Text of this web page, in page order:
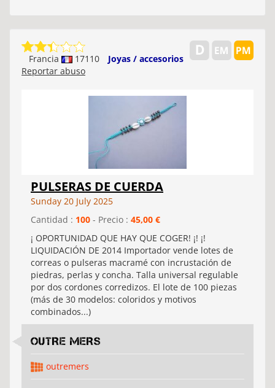
Francia 17110
Joyas / accesorios
Reportar abuso
PULSERAS DE CUERDA
Sunday 20 July 2025
Cantidad : 100 - Precio : 45,00 €
¡ OPORTUNIDAD QUE HAY QUE COGER! ¡! ¡!
LIQUIDACIÓN DE 2014 Importador vende lotes de
correas o pulseras macramé con incrustación de
piedras, perlas y concha. Talla universal regulable
por dos cordones corredizos. El lote de 100 piezas
(más de 30 modelos: coloridos y motivos
combinados...)
OUTRE MERS
outremers